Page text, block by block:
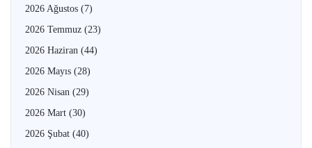
2026 Ağustos (7)
2026 Temmuz (23)
2026 Haziran (44)
2026 Mayıs (28)
2026 Nisan (29)
2026 Mart (30)
2026 Şubat (40)